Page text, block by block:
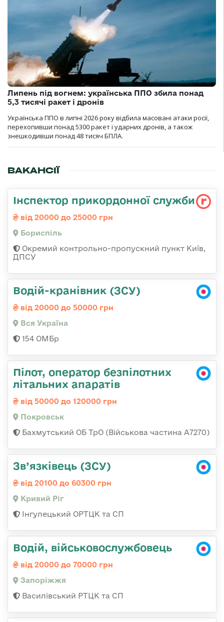
Липень під вогнем: українська ППО збила понад
5,3 тисячі ракет і дронів
Українська ППО в липні 2026 року відбила масовані атаки росії,
перехопивши понад 5300 ракет і ударних дронів, а також
знешкодивши понад 48 тисяч БПЛА.
ВАКАНСІЇ
Інспектор прикордонної служби
від 20000 до 25000 грн
Бориспіль
Окремий контрольно-пропускний пункт Київ,
ДПСУ
Водій-кранівник (ЗСУ)
від 20000 до 50000 грн
Вся Україна
154 ОМБр
Пілот, оператор безпілотних
літальних апаратів
від 50000 до 120000 грн
Покровськ
Бахмутський ОБ ТрО (Військова частина А7270)
Зв’язківець (ЗСУ)
від 20100 до 60300 грн
Кривий Ріг
Інгулецький ОРТЦК та СП
Водій, військовослужбовець
від 20000 до 70000 грн
Запоріжжя
Василівський РТЦК та СП